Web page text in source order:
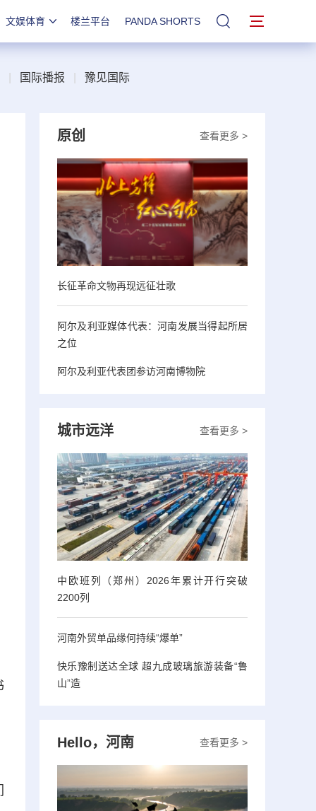
文娱体育 楼兰平台 PANDA SHORTS 站内搜索
国际播报 豫见国际
查看更多 >
原创
长征革命文物再现远征壮歌
阿尔及利亚媒体代表：河南发展当得起所居
之位
阿尔及利亚代表团参访河南博物院
查看更多 >
城市远洋
中欧班列（郑州）2026年累计开行突破
2200列
河南外贸单品缘何持续“爆单”
快乐豫制送达全球 超九成玻璃旅游装备“鲁
山”造
查看更多 >
Hello，河南